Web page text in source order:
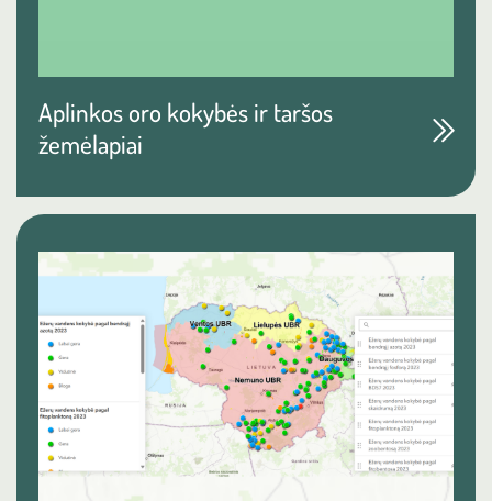
Aplinkos oro kokybės ir taršos
žemėlapiai